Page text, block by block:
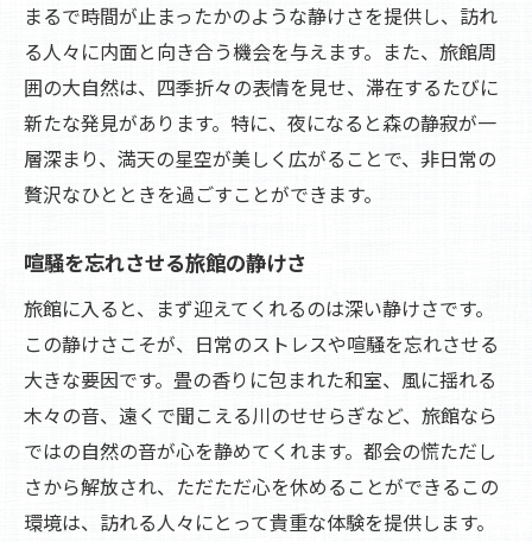
まるで時間が止まったかのような静けさを提供し、訪れ
る人々に内面と向き合う機会を与えます。また、旅館周
囲の大自然は、四季折々の表情を見せ、滞在するたびに
新たな発見があります。特に、夜になると森の静寂が一
層深まり、満天の星空が美しく広がることで、非日常の
贅沢なひとときを過ごすことができます。
喧騒を忘れさせる旅館の静けさ
旅館に入ると、まず迎えてくれるのは深い静けさです。
この静けさこそが、日常のストレスや喧騒を忘れさせる
大きな要因です。畳の香りに包まれた和室、風に揺れる
木々の音、遠くで聞こえる川のせせらぎなど、旅館なら
ではの自然の音が心を静めてくれます。都会の慌ただし
さから解放され、ただただ心を休めることができるこの
環境は、訪れる人々にとって貴重な体験を提供します。